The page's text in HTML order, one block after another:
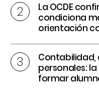
La OCDE
condiciona
orientación
Contabilidad,
personales:
formar